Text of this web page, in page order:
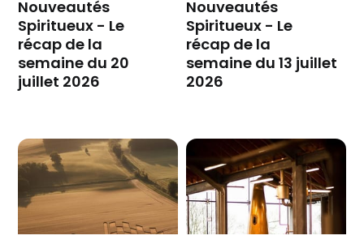
Nouveautés
Spiritueux - Le
récap de la
semaine du 20
juillet 2026
Nouveautés
Spiritueux - Le
récap de la
semaine du 13 juillet
2026